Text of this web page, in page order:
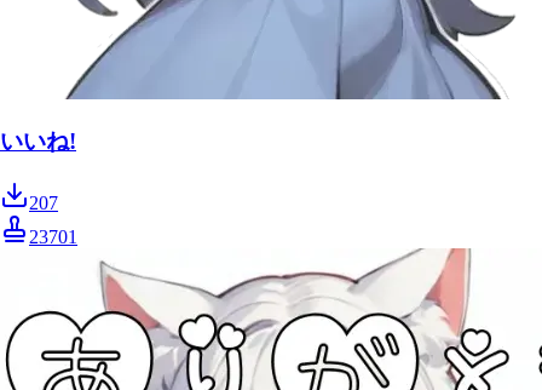
いいね!
207
23701